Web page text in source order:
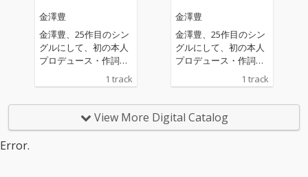
金澤豊
金澤豊、25作目のシン
グルにして、初の本人
プロデュース・作詞・
クション作品。共同プ
毎週日曜日にアップし
続けている「歌ってみ
1 track
金澤豊
金澤豊、25作目のシン
グルにして、初の本人
プロデュース・作詞・
作曲・ボーカルプロダ
クション作品。共同プ
毎週日曜日にアップし
続けている「歌ってみ
1 track
View More Digital Catalog
Error.